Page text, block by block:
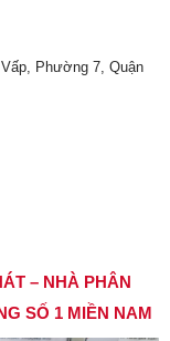
Phường 7, Quận
– NHÀ PHÂN
SỐ 1 MIỀN NAM